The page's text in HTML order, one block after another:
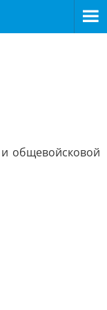
общевойсковой